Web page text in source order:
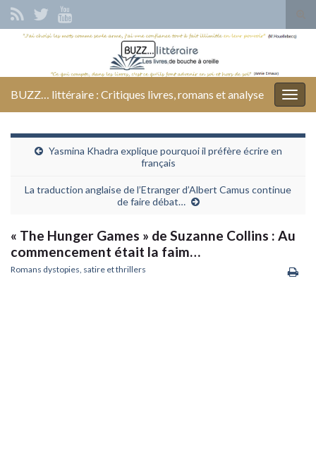
Search for:
BUZZ… littéraire : Critiques livres, romans et analyse
Yasmina Khadra explique pourquoi il préfère écrire en
français
La traduction anglaise de l’Etranger d’Albert Camus continue
de faire débat…
« The Hunger Games » de Suzanne Collins : Au
commencement était la faim…
Romans dystopies, satire et thrillers